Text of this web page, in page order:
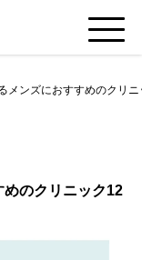
メンズにおすすめのクリ
めのクリニック12